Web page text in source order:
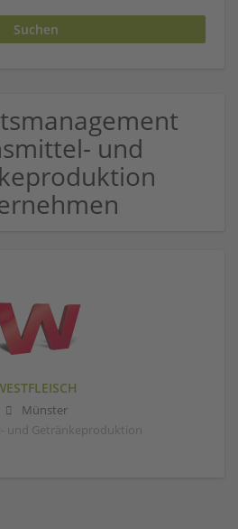
und
Münster
und Getränkeproduktion